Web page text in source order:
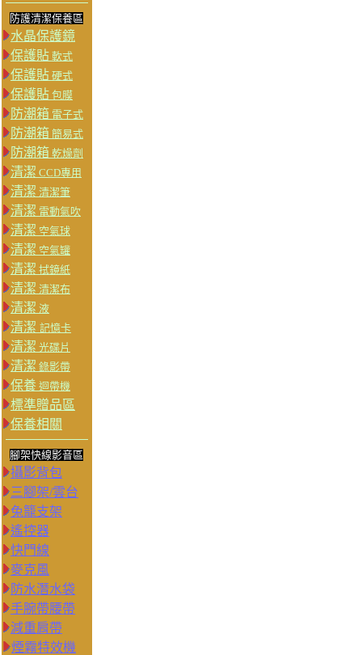
防護清潔保養區
水晶保護鏡
保護貼 軟式
保護貼 硬式
保護貼 包膜
防潮箱 電子式
防潮箱 簡易式
防潮箱 乾燥劑
清潔 CCD專用
清潔 清潔筆
清潔 電動氣吹
清潔 空氣球
清潔 空氣罐
清潔 拭鏡紙
清潔 清潔布
清潔 液
清潔 記憶卡
清潔 光碟片
清潔 錄影帶
保養 迴帶機
標準贈品區
保養相關
腳架快線影音區
攝影背包
三腳架/雲台
兔籠支架
遙控器
快門線
麥克風
防水潛水袋
手腕帶腰帶
減重肩帶
煙霧特效機